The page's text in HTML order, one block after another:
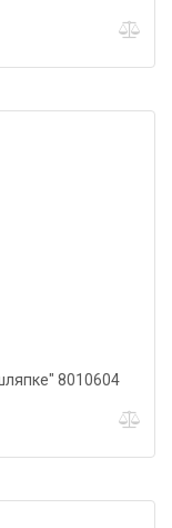
8010604